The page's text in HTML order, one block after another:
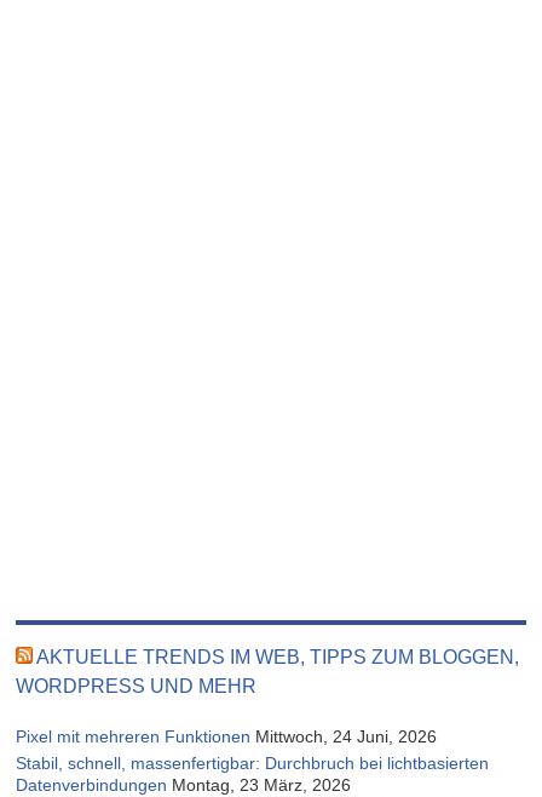
AKTUELLE TRENDS IM WEB, TIPPS ZUM BLOGGEN,
WORDPRESS UND MEHR
Pixel mit mehreren Funktionen Mittwoch, 24 Juni, 2026
Stabil, schnell, massenfertigbar: Durchbruch bei lichtbasierten
Datenverbindungen Montag, 23 März, 2026